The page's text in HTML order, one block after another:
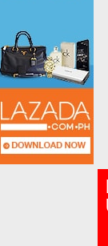
Tak Kalah